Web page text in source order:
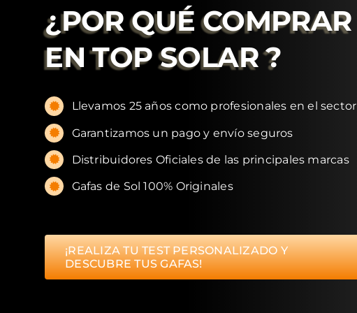
¿POR QUÉ COMPRAR
EN TOP SOLAR ?
Llevamos 25 años como profesionales en el sector
Garantizamos un pago y envío seguros
Distribuidores Oficiales de las principales marcas
Gafas de Sol 100% Originales
¡REALIZA TU TEST PERSONALIZADO Y
DESCUBRE TUS GAFAS!